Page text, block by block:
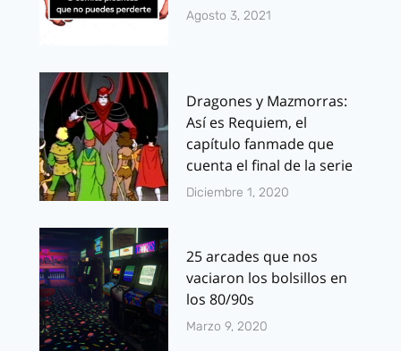
Agosto 3, 2021
Dragones y Mazmorras:
Así es Requiem, el
capítulo fanmade que
cuenta el final de la serie
Diciembre 1, 2020
25 arcades que nos
vaciaron los bolsillos en
los 80/90s
Marzo 9, 2020